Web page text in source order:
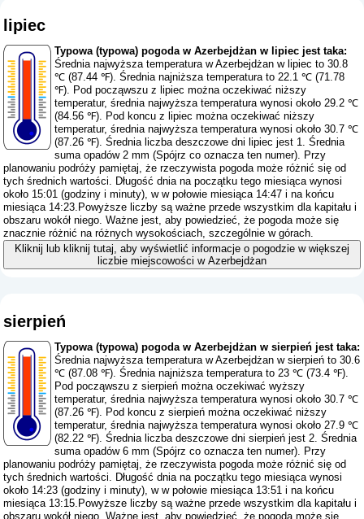
lipiec
Typowa (typowa) pogoda w Azerbejdżan w lipiec jest taka:
Średnia najwyższa temperatura w Azerbejdżan w lipiec to 30.8
℃ (87.44 ℉). Średnia najniższa temperatura to 22.1 ℃ (71.78
℉). Pod począwszu z lipiec można oczekiwać niższy
temperatur, średnia najwyższa temperatura wynosi około 29.2 ℃
(84.56 ℉). Pod koncu z lipiec można oczekiwać niższy
temperatur, średnia najwyższa temperatura wynosi około 30.7 ℃
(87.26 ℉). Średnia liczba deszczowe dni lipiec jest 1. Średnia
suma opadów 2 mm (Spójrz co oznacza ten numer). Przy
planowaniu podróży pamiętaj, że rzeczywista pogoda może różnić się od
tych średnich wartości. Długość dnia na początku tego miesiąca wynosi
około 15:01 (godziny i minuty), w w połowie miesiąca 14:47 i na końcu
miesiąca 14:23.Powyższe liczby są ważne przede wszystkim dla kapitału i
obszaru wokół niego. Ważne jest, aby powiedzieć, że pogoda może się
znacznie różnić na różnych wysokościach, szczególnie w górach.
Kliknij lub kliknij tutaj, aby wyświetlić informacje o pogodzie w większej
liczbie miejscowości w Azerbejdżan
sierpień
Typowa (typowa) pogoda w Azerbejdżan w sierpień jest taka:
Średnia najwyższa temperatura w Azerbejdżan w sierpień to 30.6
℃ (87.08 ℉). Średnia najniższa temperatura to 23 ℃ (73.4 ℉).
Pod począwszu z sierpień można oczekiwać wyższy
temperatur, średnia najwyższa temperatura wynosi około 30.7 ℃
(87.26 ℉). Pod koncu z sierpień można oczekiwać niższy
temperatur, średnia najwyższa temperatura wynosi około 27.9 ℃
(82.22 ℉). Średnia liczba deszczowe dni sierpień jest 2. Średnia
suma opadów 6 mm (Spójrz co oznacza ten numer). Przy
planowaniu podróży pamiętaj, że rzeczywista pogoda może różnić się od
tych średnich wartości. Długość dnia na początku tego miesiąca wynosi
około 14:23 (godziny i minuty), w w połowie miesiąca 13:51 i na końcu
miesiąca 13:15.Powyższe liczby są ważne przede wszystkim dla kapitału i
obszaru wokół niego. Ważne jest, aby powiedzieć, że pogoda może się